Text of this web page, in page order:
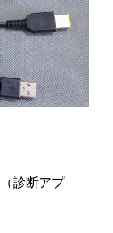
（診断アプ